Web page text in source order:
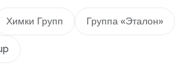
Химки Групп Группа «Эталон»